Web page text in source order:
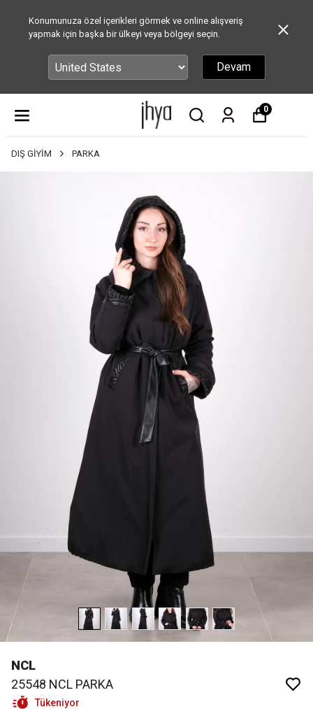
Konumunuza özel içerikleri görmek ve online alışveriş
yapmak için başka bir ülkeyi veya bölgeyi seçin.
Devam
0
DIŞ GİYİM PARKA
NCL
25548 NCL PARKA
Tükeniyor